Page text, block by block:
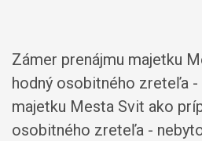
Zámer prenájmu majetku
hodný osobitného zreteľa -
majetku Mesta Svit ako
osobitného zreteľa -